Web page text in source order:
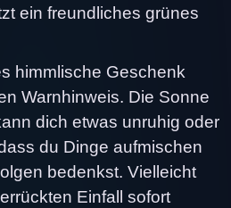
ein freundliches grünes
himmlische Geschenk
Warnhinweis. Die Sonne
dich etwas unruhig oder
du Dinge aufmischen
bedenkst. Vielleicht
Einfall sofort